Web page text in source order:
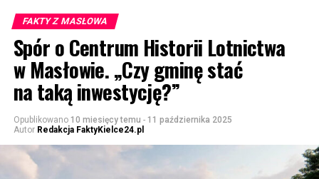
FAKTY Z MASŁOWA
Spór o Centrum Historii Lotnictwa
w Masłowie. „Czy gminę stać
na taką inwestycję?”
Opublikowano 10 miesięcy temu - 11 października 2025
Autor Redakcja FaktyKielce24.pl